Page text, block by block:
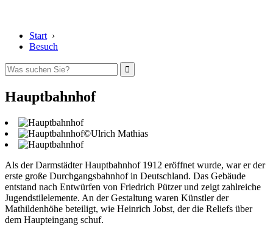
Start ›
Besuch
Hauptbahnhof
©Ulrich Mathias
Als der Darmstädter Hauptbahnhof 1912 eröffnet wurde, war er der
erste große Durchgangsbahnhof in Deutschland. Das Gebäude
entstand nach Entwürfen von Friedrich Pützer und zeigt zahlreiche
Jugendstilelemente. An der Gestaltung waren Künstler der
Mathildenhöhe beteiligt, wie Heinrich Jobst, der die Reliefs über
dem Haupteingang schuf.